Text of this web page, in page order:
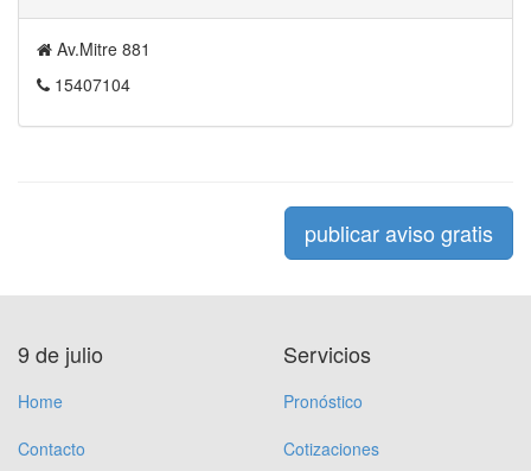
Av.Mitre 881
15407104
publicar aviso gratis
9 de julio
Home
Contacto
Servicios
Pronóstico
Cotizaciones